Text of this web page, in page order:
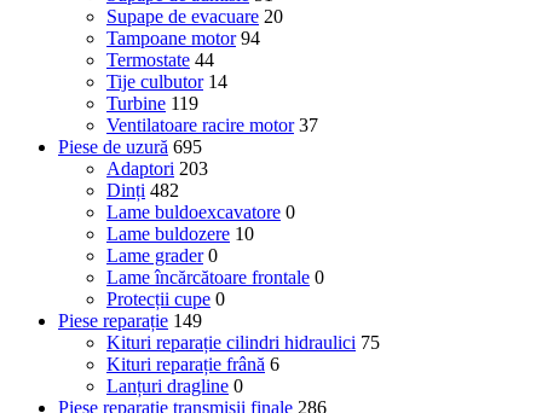
Supape de evacuare 20
Tampoane motor 94
Termostate 44
Tije culbutor 14
Turbine 119
Ventilatoare racire motor 37
Piese de uzură 695
Adaptori 203
Dinți 482
Lame buldoexcavatore 0
Lame buldozere 10
Lame grader 0
Lame încărcătoare frontale 0
Protecții cupe 0
Piese reparație 149
Kituri reparație cilindri hidraulici 75
Kituri reparație frână 6
Lanțuri dragline 0
Piese reparație transmisii finale 286